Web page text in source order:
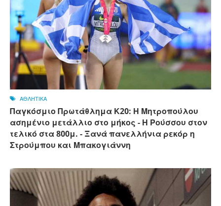
ΑΘΛΗΤΙΚΑ
Παγκόσμιο Πρωτάθλημα Κ20: Η Μητροπούλου
ασημένιο μετάλλιο στο μήκος - Η Ρούσσου στον
τελικό στα 800μ. - Ξανά πανελλήνια ρεκόρ η
Στρούμπου και Μπακογιάννη